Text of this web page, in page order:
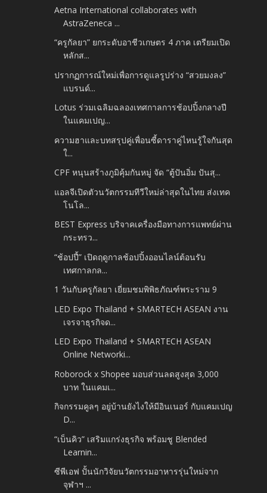
Aetna International collaborates with
AstraZeneca ...
“ครูกัลยา” ยกระดับอาชีวเกษตร 4 ภาค เตรียมเปิด
หลักส...
ปรากฏการณ์ใหม่เพื่อการดูแลรูปร่าง “สวยมงลง”
แบรนด์...
Lotus ร่วมเฉลิมฉลองเทศกาลการช้อปปิ้งกลางปี
ในแคมเปญ...
ความฮาและบทสรุปคู่เพื่อนซี้ดาราคู่ไหนรู้ใจกันสุด
ใ...
CPF หนุนสร้างภูมิคุ้มกันหมู่ จัด “ตู้ปันอิ่ม ปันสุ...
แอลจีเปิดตัวนวัตกรรมทีวีใหม่ล่าสุดในไทย ส่งเทค
โนโล...
BEST Express บริจาคเครื่องมือทางการแพทย์ผ่าน
กระทรว...
“ช้อปปี้” เปิดฤดูกาลช้อปปิ้งออนไลน์ต้อนรับ
เทศกาลกล...
1 วันกับครูกัลยา เยี่ยมชมพิพิธภัณฑ์พระราม 9
LED Expo Thailand + SMARTECH ASEAN งาน
เจรจาธุรกิจด...
LED Expo Thailand + SMARTECH ASEAN
Online Networki...
Roborock x Shopee มอบส่วนลดสูงสุด 3,000
บาท ในแคมเ...
กิจกรรมคูลๆ อยู่บ้านยังไงให้มีอินเนอร์ กับแคมเปญ
D...
“เบ็นคิว” เสริมแกร่งธุรกิจ พร้อมชู Blended
Learnin...
ซีพีเอฟ ปั้นนักวิจัยนวัตกรรมอาหารรุ่นใหม่จาก
จุฬาฯ ...